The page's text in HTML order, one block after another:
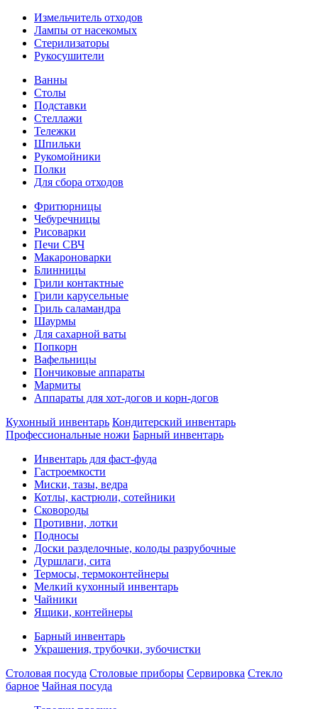
Измельчитель отходов
Лампы от насекомых
Стерилизаторы
Рукосушители
Ванны
Столы
Подставки
Стеллажи
Тележки
Шпильки
Рукомойники
Полки
Для сбора отходов
Фритюрницы
Чебуречницы
Рисоварки
Печи СВЧ
Макароноварки
Блинницы
Грили контактные
Грили карусельные
Гриль саламандра
Шаурмы
Для сахарной ваты
Попкорн
Вафельницы
Пончиковые аппараты
Мармиты
Аппараты для хот-догов и корн-догов
Кухонный инвентарь Кондитерский инвентарь
Профессиональные ножи Барный инвентарь
Инвентарь для фаст-фуда
Гастроемкости
Миски, тазы, ведра
Котлы, кастрюли, сотейники
Сковороды
Противни, лотки
Подносы
Доски разделочные, колоды разрубочные
Дуршлаги, сита
Термосы, термоконтейнеры
Мелкий кухонный инвентарь
Чайники
Ящики, контейнеры
Барный инвентарь
Украшения, трубочки, зубочистки
Столовая посуда Столовые приборы Сервировка Стекло
барное Чайная посуда